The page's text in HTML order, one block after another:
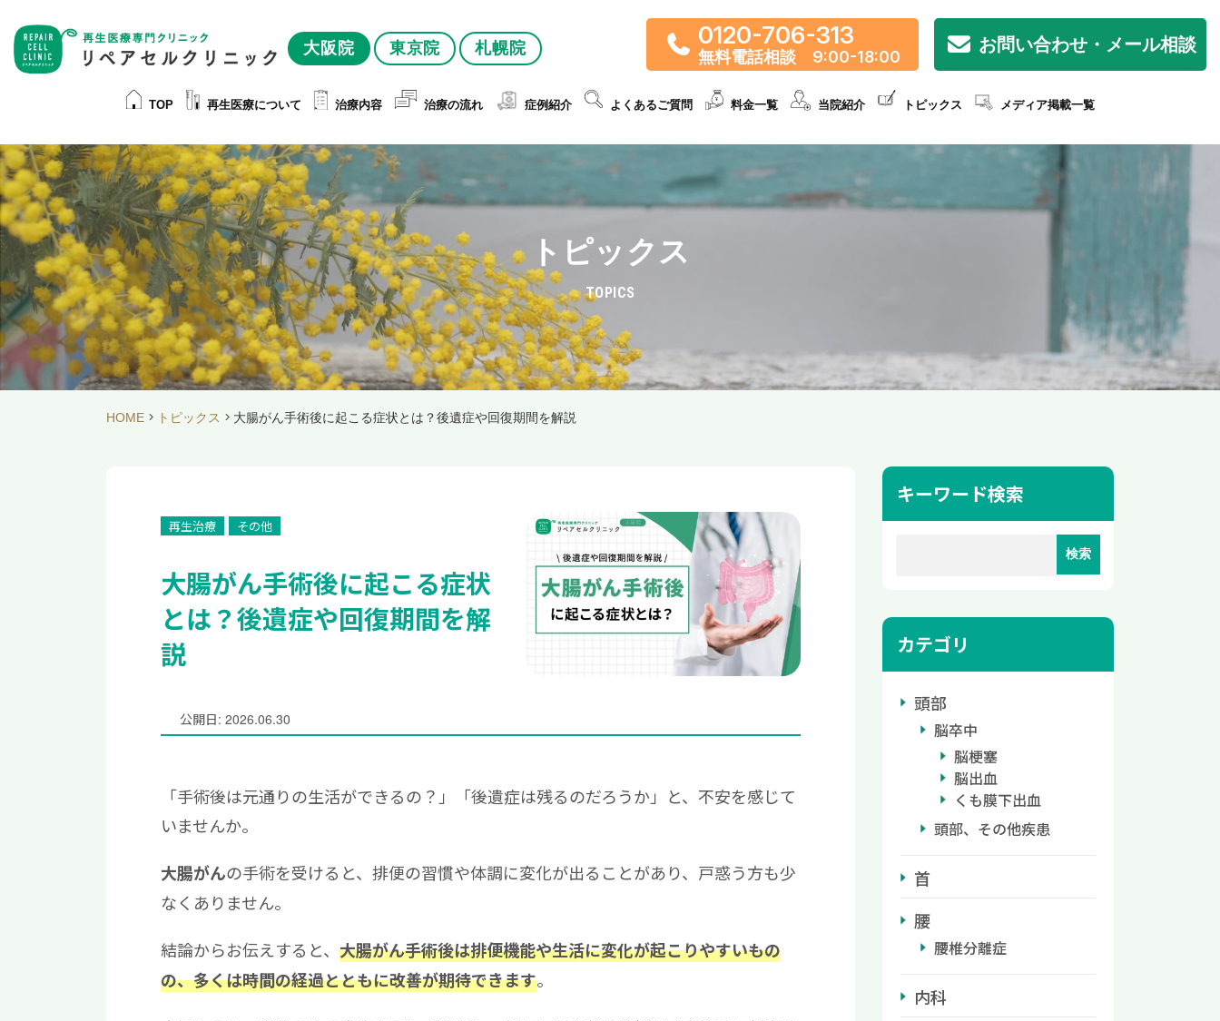
大阪院 東京院 札幌院 0120-706-313
無料電話相談 9:00-18:00
お問い合わせ・メール相談
TOP 再生医療について 治療内容 治療の流れ 症例紹介 よくあるご質問 料金一覧 当院紹介 トピックス メディア掲載一覧
トピックス
TOPICS
HOME トピックス 大腸がん手術後に起こる症状とは？後遺症や回復期間を解説
再生治療 その他
大腸がん手術後に起こる症状
とは？後遺症や回復期間を解
説
公開日: 2026.06.30
「手術後は元通りの生活ができるの？」「後遺症は残るのだろうか」と、不安を感じて
いませんか。
大腸がんの手術を受けると、排便の習慣や体調に変化が出ることがあり、戸惑う方も少
なくありません。
結論からお伝えすると、 大腸がん手術後は排便機能や生活に変化が起こりやすいもの
の、多くは時間の経過とともに改善が期待できます。
キーワード検索
カテゴリ
頭部
脳卒中
脳梗塞
脳出血
くも膜下出血
頭部、その他疾患
首
腰
腰椎分離症
内科